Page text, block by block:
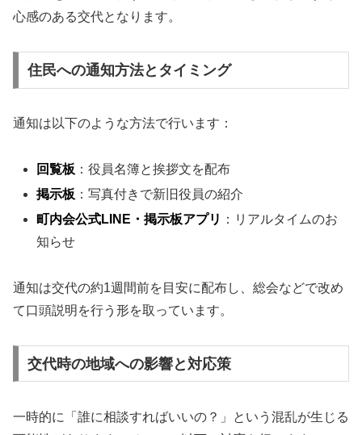
心感のある交代となります。
住民への通知方法とタイミング
通知は以下のような方法で行います：
回覧板 ：役員名簿と挨拶文を配布
掲示板 ：写真付きで新旧役員の紹介
町内会公式LINE・掲示板アプリ ：リアルタイムのお
知らせ
通知は交代の約1週間前を目安に配布し、総会などで改め
て口頭説明を行う形を取っています。
交代時の地域への影響と対応策
一時的に「誰に相談すればいいの？」という混乱が生じる